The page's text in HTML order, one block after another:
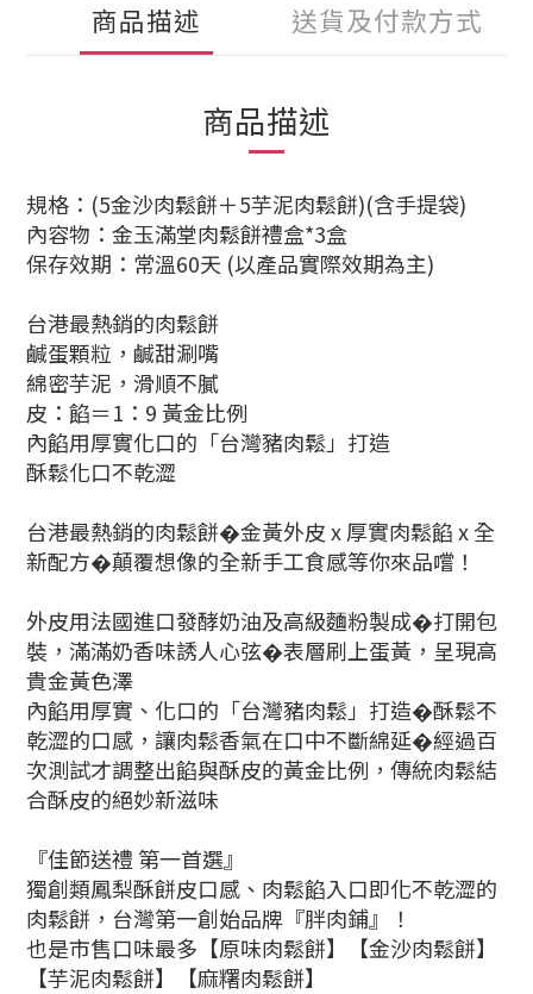
商品描述 送貨及付款方式
商品描述
規格：(5金沙肉鬆餅＋5芋泥肉鬆餅)(含手提袋)
內容物：金玉滿堂肉鬆餅禮盒*3盒
保存效期：常溫60天 (以產品實際效期為主)
台港最熱銷的肉鬆餅
鹹蛋顆粒，鹹甜涮嘴
綿密芋泥，滑順不膩
皮：餡＝1：9 黃金比例
內餡用厚實化口的「台灣豬肉鬆」打造
酥鬆化口不乾澀
台港最熱銷的肉鬆餅�金黃外皮 x 厚實肉鬆餡 x 全
新配方�顛覆想像的全新手工食感等你來品嚐！
外皮用法國進口發酵奶油及高級麵粉製成�打開包
裝，滿滿奶香味誘人心弦�表層刷上蛋黃，呈現高
貴金黃色澤
內餡用厚實、化口的「台灣豬肉鬆」打造�酥鬆不
乾澀的口感，讓肉鬆香氣在口中不斷綿延�經過百
次測試才調整出餡與酥皮的黃金比例，傳統肉鬆結
合酥皮的絕妙新滋味
『佳節送禮 第一首選』
獨創類鳳梨酥餅皮口感、肉鬆餡入口即化不乾澀的
肉鬆餅，台灣第一創始品牌『胖肉鋪』！
也是市售口味最多【原味肉鬆餅】【金沙肉鬆餅】
【芋泥肉鬆餅】【麻糬肉鬆餅】